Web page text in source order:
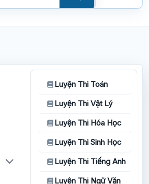
Luyện Thi Toán
Luyện Thi Vật Lý
Luyện Thi Hóa Học
Luyện Thi Sinh Học
Luyện Thi Tiếng Anh
Luyện Thi Ngữ Văn